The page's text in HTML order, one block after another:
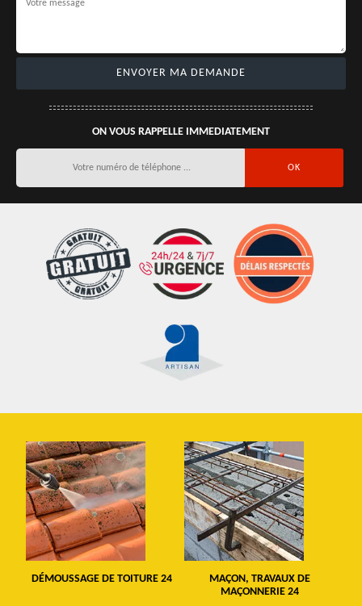
ON VOUS RAPPELLE IMMEDIATEMENT
DÉMOUSSAGE DE TOITURE 24
MAÇON, TRAVAUX DE
MAÇONNERIE 24